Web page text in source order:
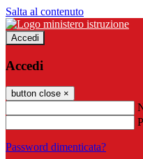
Salta al contenuto
Accedi
Accedi
button close ×
Password dimenticata?